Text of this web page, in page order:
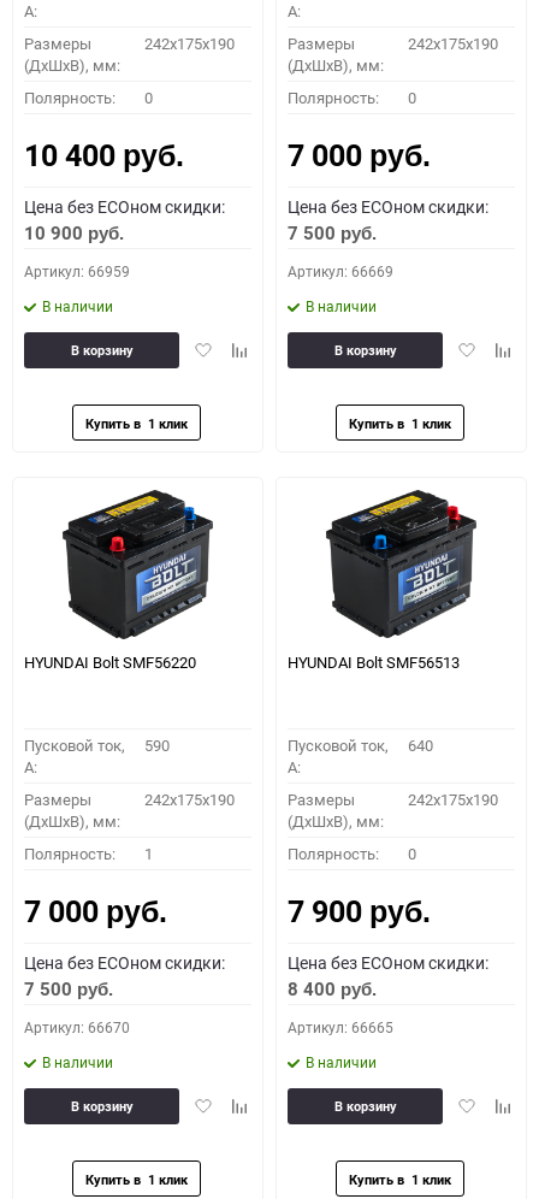
A:
Размеры
(ДхШхВ), мм:
242x175x190
Полярность: 0
10 400 руб.
Цена без ECOном скидки:
10 900 руб.
Артикул: 66959
В наличии
ДобавитьДобавить
В корзину
A:
Размеры
(ДхШхВ), мм:
242x175x190
Полярность: 0
7 000 руб.
Цена без ECOном скидки:
7 500 руб.
Артикул: 66669
В наличии
Добавить
В корзину
HYUNDAI Bolt SMF56220
Пусковой ток,
A:
590
Размеры
(ДхШхВ), мм:
242x175x190
Полярность: 1
7 000 руб.
Цена без ECOном скидки:
7 500 руб.
Артикул: 66670
В наличии
ДобавитьДобавить
В корзину
HYUNDAI Bolt SMF56513
Пусковой ток,
A:
640
Размеры
(ДхШхВ), мм:
242x175x190
Полярность: 0
7 900 руб.
Цена без ECOном скидки:
8 400 руб.
Артикул: 66665
В наличии
Добавить
В корзину